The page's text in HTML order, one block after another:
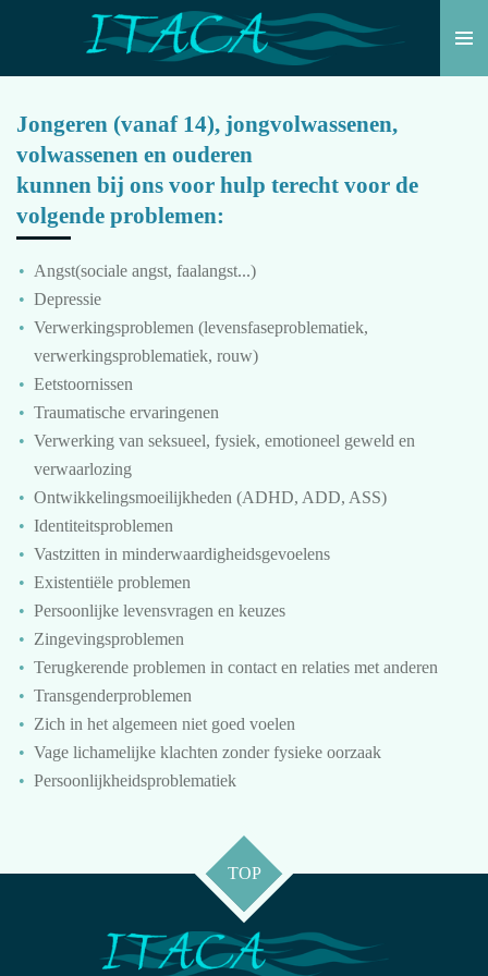
naar
hoofdinhoud
Jongeren (vanaf 14), jongvolwassenen,
volwassenen en ouderen
kunnen bij ons voor hulp terecht voor de
volgende problemen:
Angst(sociale angst, faalangst...)
Depressie
Verwerkingsproblemen (levensfaseproblematiek,
verwerkingsproblematiek, rouw)
Eetstoornissen
Traumatische ervaringenen
Verwerking van seksueel, fysiek, emotioneel geweld en
verwaarlozing
Ontwikkelingsmoeilijkheden (ADHD, ADD, ASS)
Identiteitsproblemen
Vastzitten in minderwaardigheidsgevoelens
Existentiële problemen
Persoonlijke levensvragen en keuzes
Zingevingsproblemen
Terugkerende problemen in contact en relaties met anderen
Transgenderproblemen
Zich in het algemeen niet goed voelen
Vage lichamelijke klachten zonder fysieke oorzaak
Persoonlijkheidsproblematiek
TOP